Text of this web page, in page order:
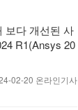
보다 개선된 사
R1(Ansys 20
02-20 온라인기사